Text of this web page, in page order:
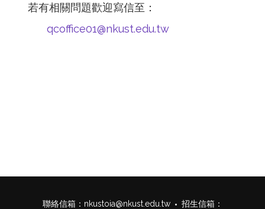
若有相關問題歡迎寫信至：
qcoffice01@nkust.edu.tw
聯絡信箱： nkustoia@nkust.edu.tw 招生信箱：